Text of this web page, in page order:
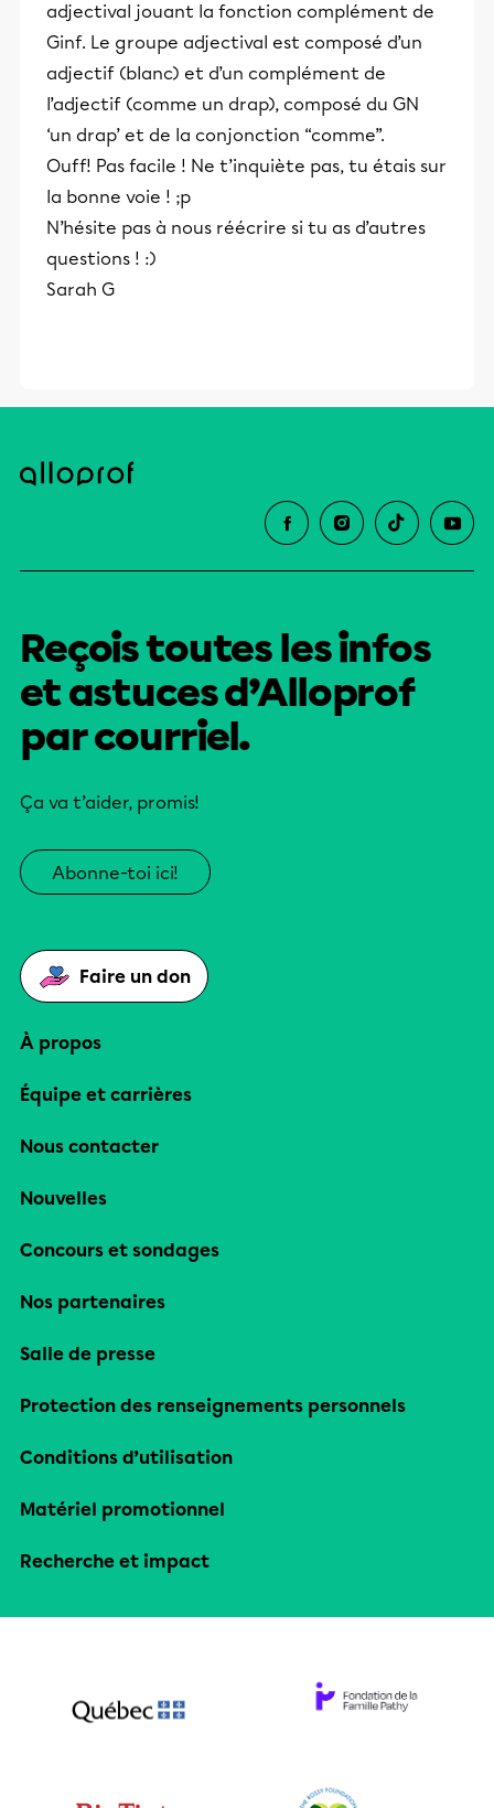
adjectival jouant la fonction complément de
Ginf. Le groupe adjectival est composé d’un
adjectif (blanc) et d’un complément de
l’adjectif (comme un drap), composé du GN
‘un drap’ et de la conjonction “comme”.
Ouff! Pas facile ! Ne t’inquiète pas, tu étais sur
la bonne voie ! ;p
N’hésite pas à nous réécrire si tu as d’autres
questions ! :)
Sarah G
Reçois toutes les infos
et astuces d’Alloprof
par courriel.
Ça va t’aider, promis!
Abonne-toi ici!
Faire un don
À propos
Équipe et carrières
Nous contacter
Nouvelles
Concours et sondages
Nos partenaires
Salle de presse
Protection des renseignements personnels
Conditions d’utilisation
Matériel promotionnel
Recherche et impact